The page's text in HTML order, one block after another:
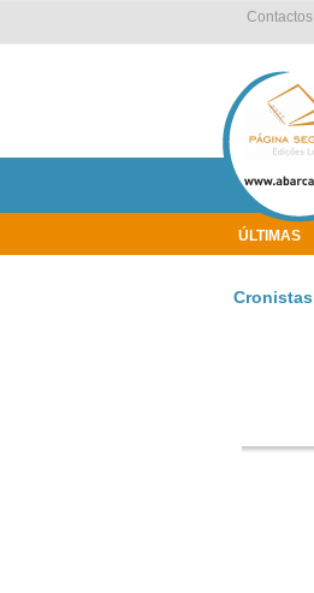
ÚLTIMAS
Contactos
Cronistas